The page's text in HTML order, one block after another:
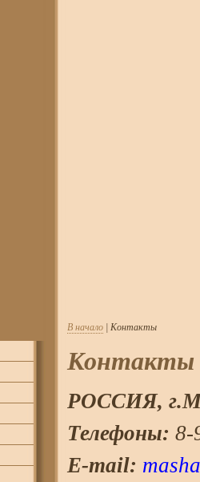
В начало | Контакты
Контакты
РОССИЯ, г.
Телефоны: 8-
E-mail: